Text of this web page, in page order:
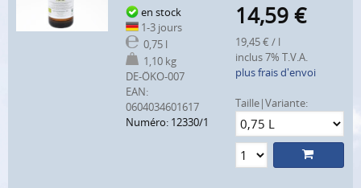
en stock
1-3 jours
0,75 l
1,10 kg
DE-ÖKO-007
EAN:
0604034601617
Numéro: 12330/1
14,59 €
19,45 € / l
inclus 7% T.V.A.
plus frais d'envoi
Taille|Variante: